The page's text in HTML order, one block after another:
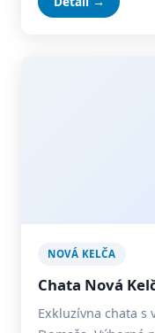
NOVÁ KELČA
Chata Nová
Exkluzívna chata s